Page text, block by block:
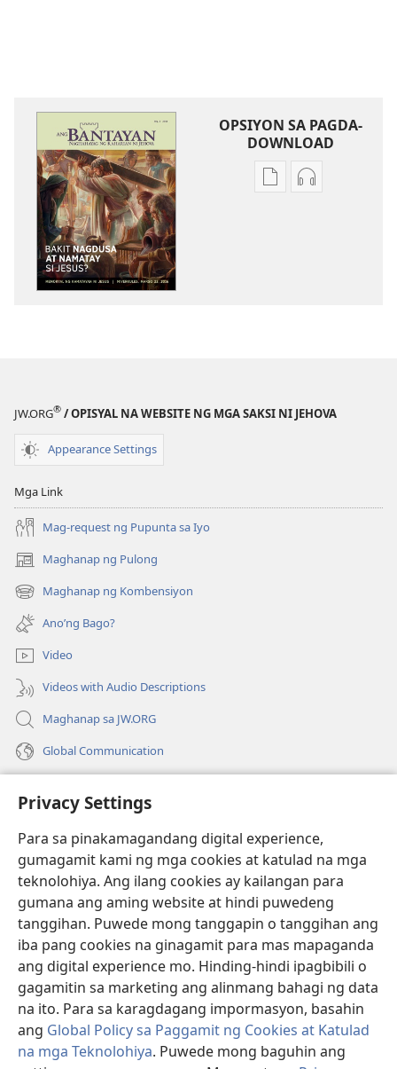
Privacy Settings
Para sa pinakamagandang digital experience,
gumagamit kami ng mga cookies at katulad na mga
teknolohiya. Ang ilang cookies ay kailangan para
gumana ang aming website at hindi puwedeng
tanggihan. Puwede mong tanggapin o tanggihan ang
iba pang cookies na ginagamit para mas mapaganda
ang digital experience mo. Hinding-hindi ipagbibili o
gagamitin sa marketing ang alinmang bahagi ng data
na ito. Para sa karagdagang impormasyon, basahin
ang Global Policy sa Paggamit ng Cookies at Katulad
na mga Teknolohiya. Puwede mong baguhin ang
OPSIYON SA PAGDA-
DOWNLOAD
Opsiyon
Namatay
Opsiyon
Namatay
JW.ORG® / OPISYAL NA WEBSITE NG MGA SAKSI NI JEHOVA
Appearance Settings
Mga Link
Mag-request ng Pupunta sa Iyo
Maghanap ng Pulong
(may
bubukas
na
bagong
window)
Maghanap ng Kombensiyon
(may
bubukas
na
bagong
window)
Ano’ng Bago?
Video
Videos with Audio Descriptions
Maghanap sa JW.ORG
Global Communication
(may
na
bagong
window)
Watchtower ONLINE LIBRARY™
(may
bubukas
na
bagong
window)
JW Hub ®
(may
bubukas
bagong
window)
JW Library ®
Watchtower Library®